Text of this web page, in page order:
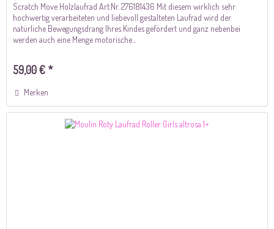
Scratch Move Holzlaufrad Art.Nr. 276181436 Mit diesem wirklich sehr
hochwertig verarbeiteten und liebevoll gestalteten Laufrad wird der
natürliche Bewegungsdrang Ihres Kindes gefördert und ganz nebenbei
werden auch eine Menge motorische...
59,00 € *
Merken